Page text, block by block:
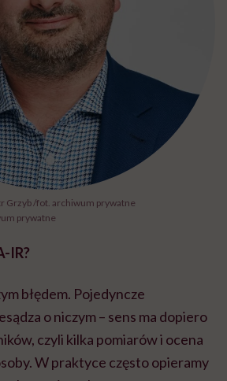
Grzyb /fot. archiwum prywatne
prywatne
IR?
błędem. Pojedyncze
o niczym – sens ma dopiero
czyli kilka pomiarów i ocena
W praktyce często opieramy